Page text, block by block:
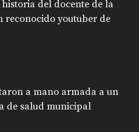
del docente de la
reconocido youtuber de
a mano armada a un
de salud municipal